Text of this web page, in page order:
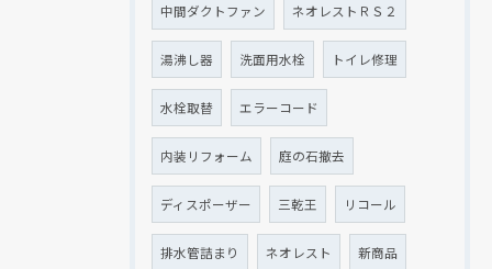
中間ダクトファン ネオレストＲＳ２
湯沸し器 洗面用水栓 トイレ修理
水栓取替 エラーコード
内装リフォーム 庭の石撤去
ディスポーザー 三乾王 リコール
排水管詰まり ネオレスト 新商品